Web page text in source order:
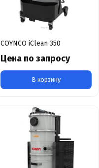
COYNCO iClean 350
Цена по запросу
В корзину